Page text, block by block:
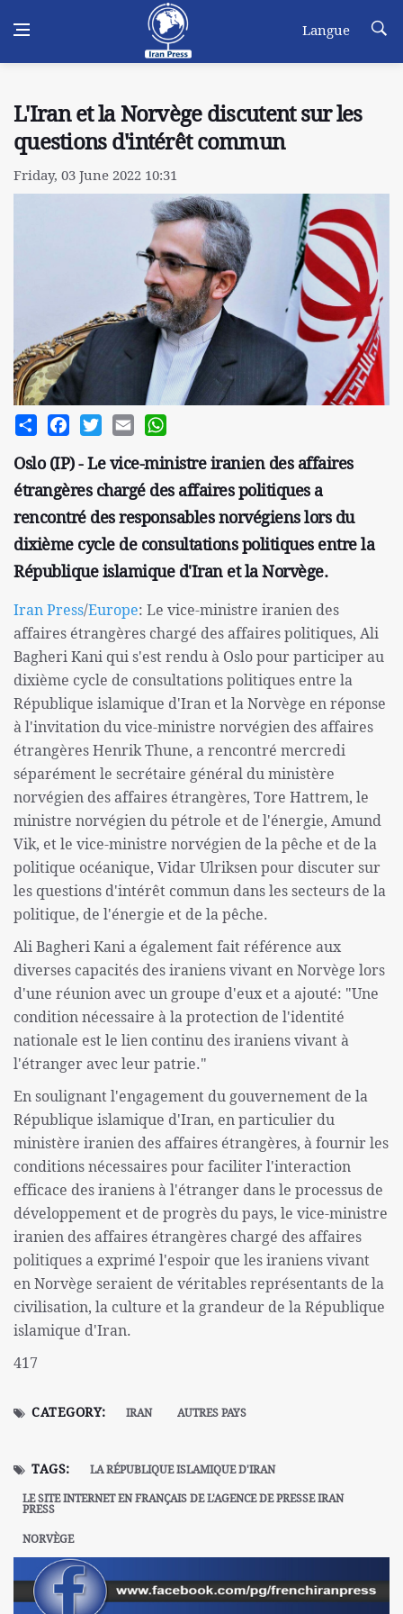
Langue
L'Iran et la Norvège discutent sur les
questions d'intérêt commun
Friday, 03 June 2022 10:31
Share FacebookTwitterEmail
Oslo (IP) - Le vice-ministre iranien des affaires
étrangères chargé des affaires politiques a
rencontré des responsables norvégiens lors du
dixième cycle de consultations politiques entre la
République islamique d'Iran et la Norvège.
Iran Press/Europe: Le vice-ministre iranien des
affaires étrangères chargé des affaires politiques, Ali
Bagheri Kani qui s'est rendu à Oslo pour participer au
dixième cycle de consultations politiques entre la
République islamique d'Iran et la Norvège en réponse
à l'invitation du vice-ministre norvégien des affaires
étrangères Henrik Thune, a rencontré mercredi
séparément le secrétaire général du ministère
norvégien des affaires étrangères, Tore Hattrem, le
ministre norvégien du pétrole et de l'énergie, Amund
Vik, et le vice-ministre norvégien de la pêche et de la
politique océanique, Vidar Ulriksen pour discuter sur
les questions d'intérêt commun dans les secteurs de la
politique, de l'énergie et de la pêche.
Ali Bagheri Kani a également fait référence aux
diverses capacités des iraniens vivant en Norvège lors
d'une réunion avec un groupe d'eux et a ajouté: "Une
condition nécessaire à la protection de l'identité
nationale est le lien continu des iraniens vivant à
l'étranger avec leur patrie."
En soulignant l'engagement du gouvernement de la
République islamique d'Iran, en particulier du
ministère iranien des affaires étrangères, à fournir les
conditions nécessaires pour faciliter l'interaction
efficace des iraniens à l'étranger dans le processus de
développement et de progrès du pays, le vice-ministre
iranien des affaires étrangères chargé des affaires
politiques a exprimé l'espoir que les iraniens vivant
en Norvège seraient de véritables représentants de la
civilisation, la culture et la grandeur de la République
islamique d'Iran.
417
CATEGORY: IRAN AUTRES PAYS
TAGS:
LA RÉPUBLIQUE ISLAMIQUE D'IRAN
LE SITE INTERNET EN FRANÇAIS DE L'AGENCE DE PRESSE IRAN
PRESS
NORVÈGE